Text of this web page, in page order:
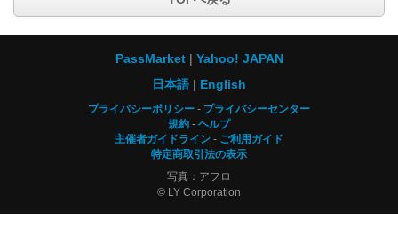
PassMarket
Yahoo! JAPAN
日本語
English
プライバシーポリシー
プライバシーセンター
規約
ヘルプ
主催者ガイドライン
ご利用ガイド
特定商取引法の表示
写真：アフロ
© LY Corporation